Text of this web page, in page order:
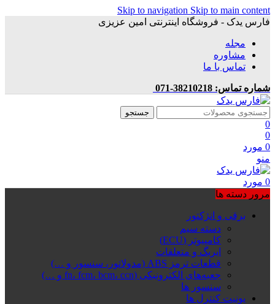
Skip to navigation Skip to main content
فارس یدک - فروشگاه اینترنتی امین عزیزی
مجله
مشاوره
تماس با ما
شماره تماس: 38210218-071
جستجو
0
0
0 مورد
منو
0 مورد
مرور دسته ها
برقی و انژکتور
دسته سیم
کامپیوتر (ECU)
ایربگ و متعلقات
قطعات ترمز ABS (مدولاتور، سنسور و …)
جعبه‌های الکترونیکی (fn، fcm، bcm، ccn و …)
سنسور ها
یونیت کنترل ها